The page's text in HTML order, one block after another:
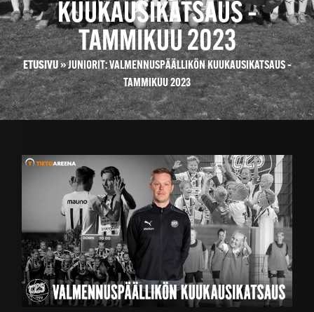
KUUKAUSIKATSAUS –
TAMMIKUU 2023
ETUSIVU»JUNIORIT: VALMENNUSPÄÄLLIKÖN KUUKAUSIKATSAUS –
TAMMIKUU 2023